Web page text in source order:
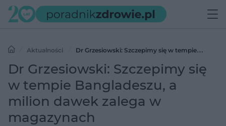
Aktualności
Dr Grzesiowski: Szczepimy się w tempie
Bangladeszu, a milion dawek zalega w magazynach
Dr Grzesiowski: Szczepimy się
w tempie Bangladeszu, a
milion dawek zalega w
magazynach